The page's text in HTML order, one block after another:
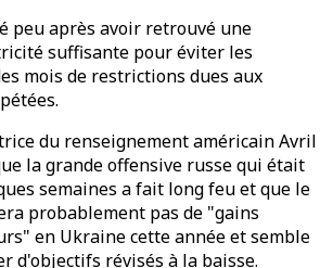
peu après avoir retrouvé une
suffisante pour éviter les
mois de restrictions dues aux
du renseignement américain Avril
la grande offensive russe qui était
semaines a fait long feu et que le
probablement pas de "gains
en Ukraine cette année et semble
d'objectifs révisés à la baisse.